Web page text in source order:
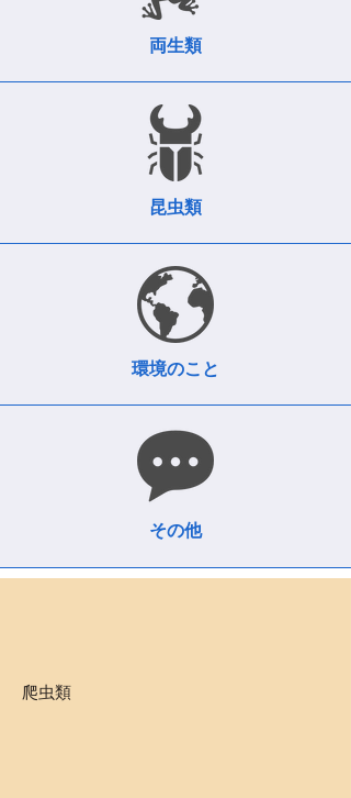
両生類
昆虫類
環境のこと
その他
爬虫類